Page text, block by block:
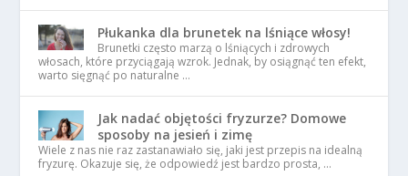
Płukanka dla brunetek na lśniące włosy!
Brunetki często marzą o lśniących i zdrowych
włosach, które przyciągają wzrok. Jednak, by osiągnąć ten efekt,
warto sięgnąć po naturalne …
Jak nadać objętości fryzurze? Domowe
sposoby na jesień i zimę
Wiele z nas nie raz zastanawiało się, jaki jest przepis na idealną
fryzurę. Okazuje się, że odpowiedź jest bardzo prosta, …